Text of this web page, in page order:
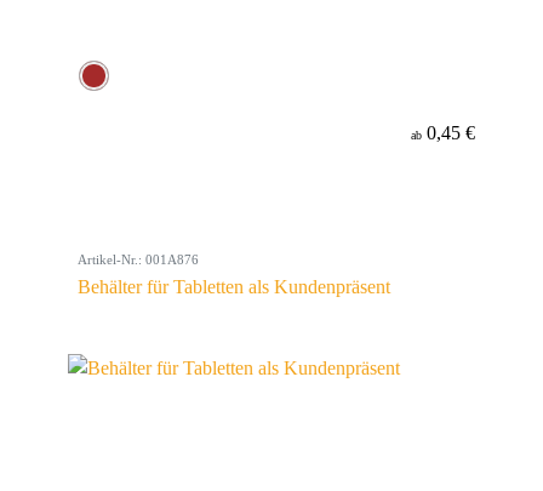
ab 0,45 €
Artikel-Nr.: 001A876
Behälter für Tabletten als Kundenpräsent